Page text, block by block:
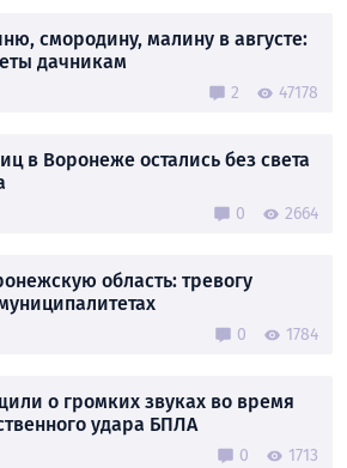
смородину, малину в августе:
дачникам
2 47178
в Воронеже остались без света
0 2664
область: тревогу
0 1784
о громких звуках во время
удара БПЛА
0 1713